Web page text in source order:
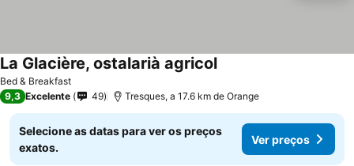
Bed & Breakfast
La Glacière, ostalarià agricolVer preços
9,3 Excelente 49 Tresques, a 17.6 km de Orange
Selecione as datas para ver os preços
exatos.
Ver preços